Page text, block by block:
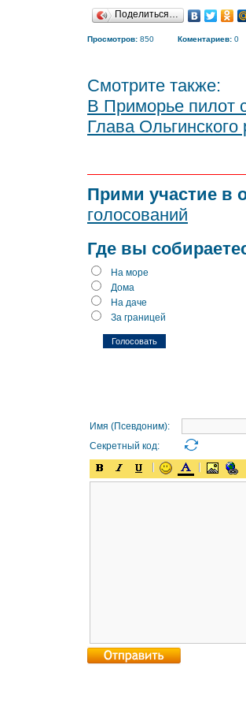
Поделиться…
Просмотров: 850 Коментариев: 0
Смотрите также:
В Приморье пилот
Глава Ольгинского
Прими участие в
голосований
Где вы
На море
Дома
На даче
За границей
Имя (Псевдоним):
Секретный код: